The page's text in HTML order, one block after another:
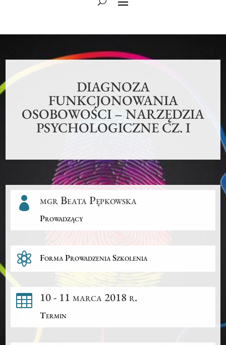
DIAGNOZA
FUNKCJONOWANIA
OSOBOWOŚCI – NARZĘDZIA
PSYCHOLOGICZNE CZ. I
 mgr Beata Pępkowska
Prowadzący
 Forma Prowadzenia Szkolenia
 10 - 11 marca 2018 r.
Termin